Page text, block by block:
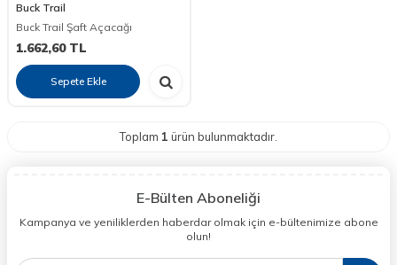
Buck Trail
Buck Trail Şaft Açacağı
1.662,60TL
Sepete Ekle
Toplam 1 ürün bulunmaktadır.
E-Bülten Aboneliği
Kampanya ve yeniliklerden haberdar olmak için e-bültenimize abone
olun!